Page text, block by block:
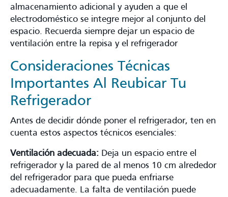
almacenamiento adicional y ayuden a que el
electrodoméstico se integre mejor al conjunto del
espacio. Recuerda siempre dejar un espacio de
ventilación entre la repisa y el refrigerador
Consideraciones Técnicas
Importantes Al Reubicar Tu
Refrigerador
Antes de decidir dónde poner el refrigerador, ten en
cuenta estos aspectos técnicos esenciales:
Ventilación adecuada: Deja un espacio entre el
refrigerador y la pared de al menos 10 cm alrededor
del refrigerador para que pueda enfriarse
adecuadamente. La falta de ventilación puede